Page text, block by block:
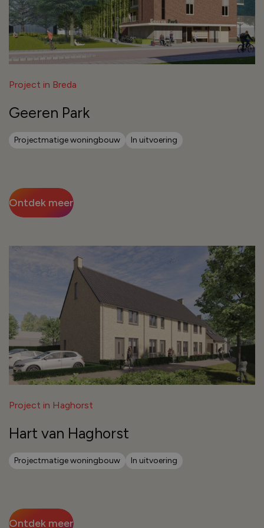
Project in Breda
Geeren Park
Projectmatige woningbouw In uitvoering
Ontdek meer
Project in Haghorst
Hart van Haghorst
Projectmatige woningbouw In uitvoering
Ontdek meer